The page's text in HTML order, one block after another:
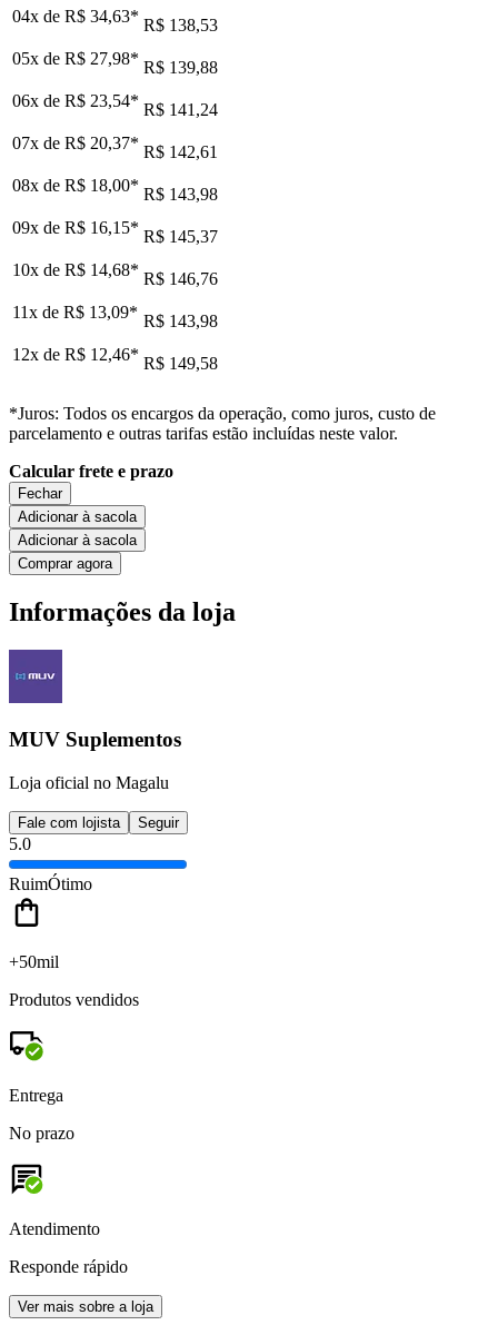
04x de R$ 34,63* R$ 138,53
05x de R$ 27,98* R$ 139,88
06x de R$ 23,54* R$ 141,24
07x de R$ 20,37* R$ 142,61
08x de R$ 18,00* R$ 143,98
09x de R$ 16,15* R$ 145,37
10x de R$ 14,68* R$ 146,76
11x de R$ 13,09* R$ 143,98
12x de R$ 12,46* R$ 149,58
*Juros: Todos os encargos da operação, como juros, custo de
parcelamento e outras tarifas estão incluídas neste valor.
Calcular frete e prazo
Fechar
Adicionar à sacola
Adicionar à sacola
Comprar agora
Informações da loja
MUV Suplementos
Loja oficial no Magalu
Fale com lojista Seguir
5.0
RuimÓtimo
+50mil
Produtos vendidos
Entrega
No prazo
Atendimento
Responde rápido
Ver mais sobre a loja